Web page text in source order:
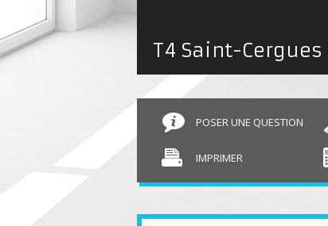
T4 Saint-Cergues
POSER UNE QUESTION
IMPRIMER